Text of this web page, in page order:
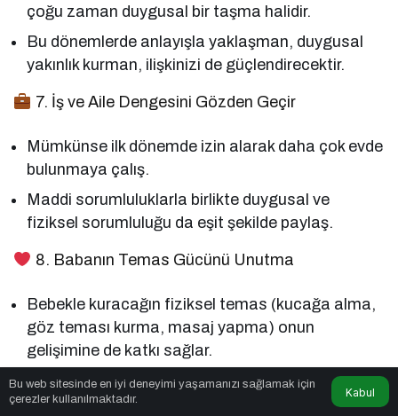
çoğu zaman duygusal bir taşma halidir.
Bu dönemlerde anlayışla yaklaşman, duygusal
yakınlık kurman, ilişkinizi de güçlendirecektir.
7. İş ve Aile Dengesini Gözden Geçir
Mümkünse ilk dönemde izin alarak daha çok evde
bulunmaya çalış.
Maddi sorumluluklarla birlikte duygusal ve
fiziksel sorumluluğu da eşit şekilde paylaş.
8. Babanın Temas Gücünü Unutma
Bebekle kuracağın fiziksel temas (kucağa alma,
göz teması kurma, masaj yapma) onun
gelişimine de katkı sağlar.
Senin sesin, dokunuşun, varlığın hem bebeğin
hem annenin güvende hissetmesini sağlar.
Bu web sitesinde en iyi deneyimi yaşamanızı sağlamak için
çerezler kullanılmaktadır.
Kabul